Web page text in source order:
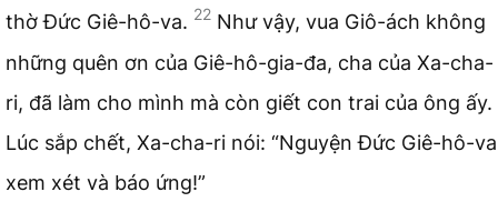
thờ Đức Giê-hô-va. 22 Như vậy, vua Giô-ách không
những quên ơn của Giê-hô-gia-đa, cha của Xa-cha-
ri, đã làm cho mình mà còn giết con trai của ông ấy.
Lúc sắp chết, Xa-cha-ri nói: “Nguyện Đức Giê-hô-va
xem xét và báo ứng!”